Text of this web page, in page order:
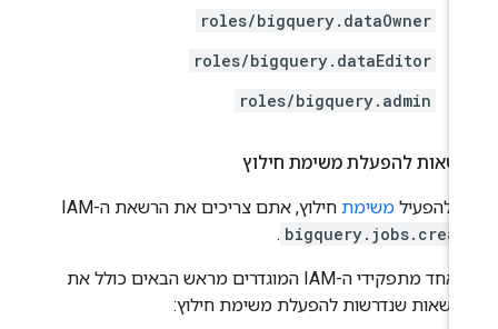
roles/bigquery.dataOwner
roles/bigquery.dataEditor
roles/bigquery.admin
להפעלת משימת חילוץ
להפעילמשימתחילוץ, אתם צריכים את הרשאת ה-IAM‏
.
כל אחד מתפקידי ה-IAM המוגדרים מראש הבאים כולל את
שנדרשות להפעלת משימת חילוץ: